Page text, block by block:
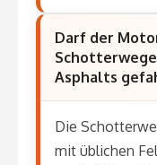
Darf der
Asphalts
Die
mit üblichen